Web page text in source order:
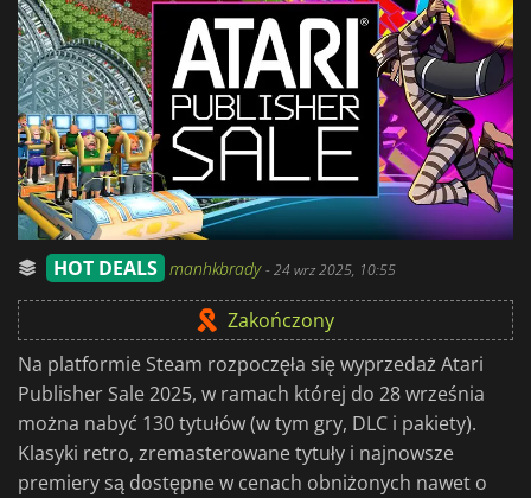
HOT DEALS manhkbrady-24 wrz 2025, 10:55
Zakończony
Na platformie Steam rozpoczęła się wyprzedaż Atari
Publisher Sale 2025, w ramach której do 28 września
można nabyć 130 tytułów (w tym gry, DLC i pakiety).
Klasyki retro, zremasterowane tytuły i najnowsze
premiery są dostępne w cenach obniżonych nawet o